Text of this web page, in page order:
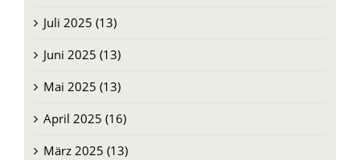
Juli 2025 (13)
Juni 2025 (13)
Mai 2025 (13)
April 2025 (16)
März 2025 (13)